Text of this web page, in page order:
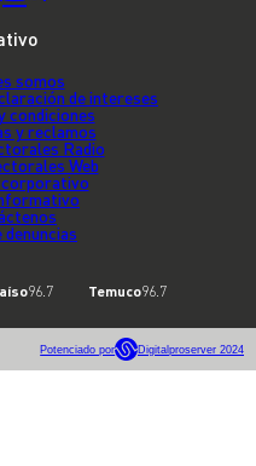
somos
de intereses
condiciones
y reclamos
Radio
Web
corporativo
denuncias
96.7 Temuco96.7
Potenciado por Digitalproserver 2024